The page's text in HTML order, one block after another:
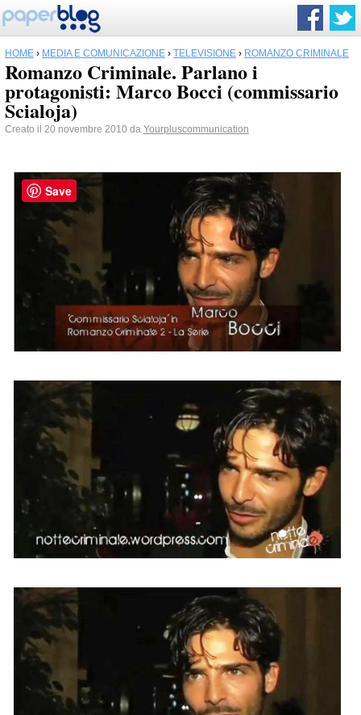
HOME › MEDIA E COMUNICAZIONE › TELEVISIONE › ROMANZO CRIMINALE
Romanzo Criminale. Parlano i
protagonisti: Marco Bocci (commissario
Scialoja)
Creato il 20 novembre 2010 da Yourpluscommunication
Save